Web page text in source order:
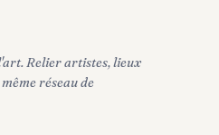
Relier artistes, lieux
réseau de